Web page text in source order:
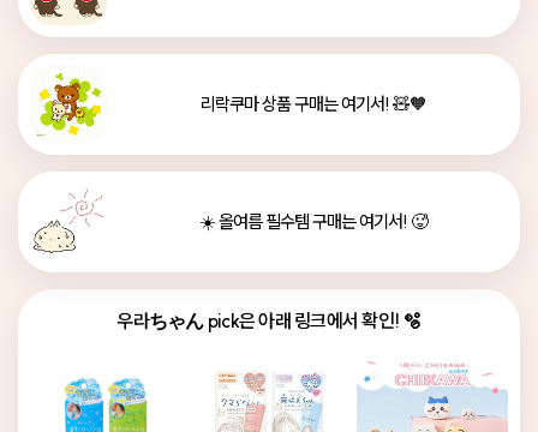
리락쿠마 상품 구매는 여기서! 🧸🧡
☀️ 올여름 필수템 구매는 여기서! 🥵
우라ちゃん pick은 아래 링크에서 확인! 🫧